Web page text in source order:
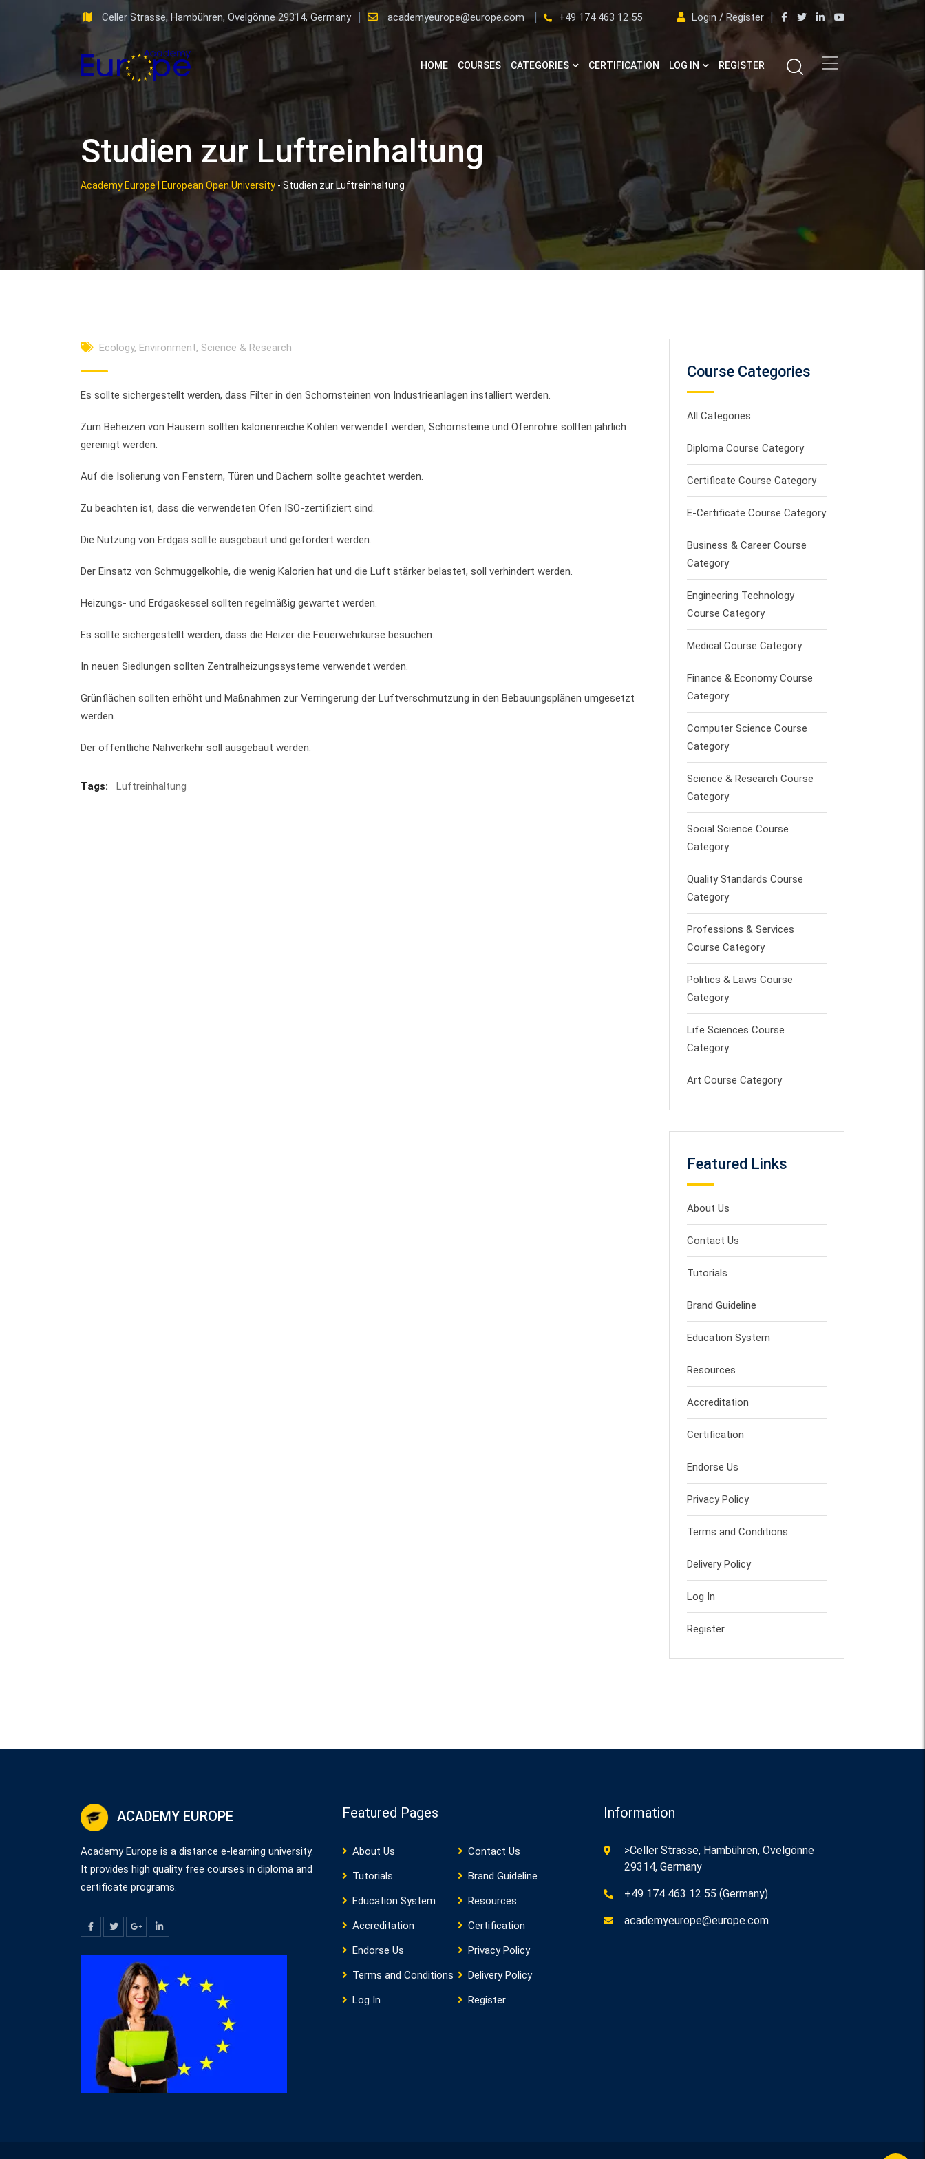
Celler Strasse, Hambühren, Ovelgönne 29314, Germany academyeurope@europe.com +49 174 463 12 55 Login / Register
HOME COURSES CATEGORIES CERTIFICATION LOG IN REGISTER
Studien zur Luftreinhaltung
Academy Europe | European Open University - Studien zur Luftreinhaltung
Ecology, Environment, Science & Research
Es sollte sichergestellt werden, dass Filter in den Schornsteinen von Industrieanlagen installiert werden.
Zum Beheizen von Häusern sollten kalorienreiche Kohlen verwendet werden, Schornsteine und Ofenrohre sollten jährlich
gereinigt werden.
Auf die Isolierung von Fenstern, Türen und Dächern sollte geachtet werden.
Zu beachten ist, dass die verwendeten Öfen ISO-zertifiziert sind.
Die Nutzung von Erdgas sollte ausgebaut und gefördert werden.
Der Einsatz von Schmuggelkohle, die wenig Kalorien hat und die Luft stärker belastet, soll verhindert werden.
Heizungs- und Erdgaskessel sollten regelmäßig gewartet werden.
Es sollte sichergestellt werden, dass die Heizer die Feuerwehrkurse besuchen.
In neuen Siedlungen sollten Zentralheizungssysteme verwendet werden.
Grünflächen sollten erhöht und Maßnahmen zur Verringerung der Luftverschmutzung in den Bebauungsplänen umgesetzt
werden.
Der öffentliche Nahverkehr soll ausgebaut werden.
Tags: Luftreinhaltung
Course Categories
All Categories
Diploma Course Category
Certificate Course Category
E-Certificate Course Category
Business & Career Course
Category
Engineering Technology
Course Category
Medical Course Category
Finance & Economy Course
Category
Computer Science Course
Category
Science & Research Course
Category
Social Science Course
Category
Quality Standards Course
Category
Professions & Services
Course Category
Politics & Laws Course
Category
Life Sciences Course
Category
Art Course Category
Featured Links
About Us
Contact Us
Tutorials
Brand Guideline
Education System
Resources
Accreditation
Certification
Endorse Us
Privacy Policy
Terms and Conditions
Delivery Policy
Log In
Register
ACADEMY EUROPE
Academy Europe is a distance e-learning university.
It provides high quality free courses in diploma and
certificate programs.
Featured Pages
About Us
Contact Us
Tutorials
Brand Guideline
Education System
Resources
Accreditation
Certification
Endorse Us
Privacy Policy
Terms and Conditions
Delivery Policy
Log In
Register
Information
>Celler Strasse, Hambühren, Ovelgönne
29314, Germany
+49 174 463 12 55 (Germany)
academyeurope@europe.com